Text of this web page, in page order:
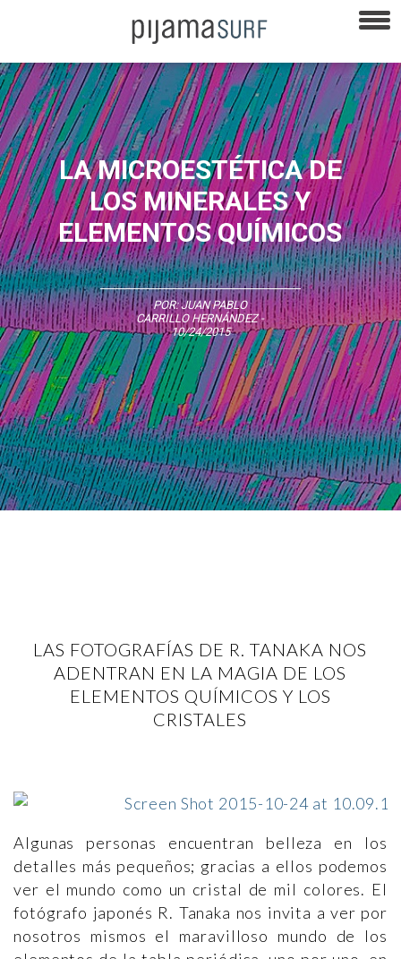
LA MICROESTÉTICA DE
LOS MINERALES Y
ELEMENTOS QUÍMICOS
POR:JUAN PABLO
CARRILLO HERNÁNDEZ-
10/24/2015
LAS FOTOGRAFÍAS DE R. TANAKA NOS
ADENTRAN EN LA MAGIA DE LOS
ELEMENTOS QUÍMICOS Y LOS
CRISTALES
Algunas personas encuentran belleza en los
detalles más pequeños; gracias a ellos podemos
ver el mundo como un cristal de mil colores. El
fotógrafo japonés R. Tanaka nos invita a ver por
nosotros mismos el maravilloso mundo de los